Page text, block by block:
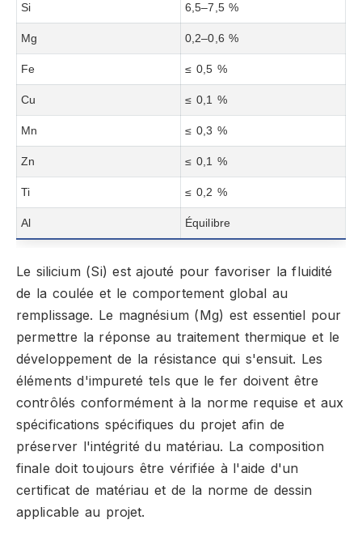
Si 6,5–7,5 %
Mg 0,2–0,6 %
Fe ≤ 0,5 %
Cu ≤ 0,1 %
Mn ≤ 0,3 %
Zn ≤ 0,1 %
Ti ≤ 0,2 %
Al Équilibre
Le silicium (Si) est ajouté pour favoriser la fluidité
de la coulée et le comportement global au
remplissage. Le magnésium (Mg) est essentiel pour
permettre la réponse au traitement thermique et le
développement de la résistance qui s'ensuit. Les
éléments d'impureté tels que le fer doivent être
contrôlés conformément à la norme requise et aux
spécifications spécifiques du projet afin de
préserver l'intégrité du matériau. La composition
finale doit toujours être vérifiée à l'aide d'un
certificat de matériau et de la norme de dessin
applicable au projet.